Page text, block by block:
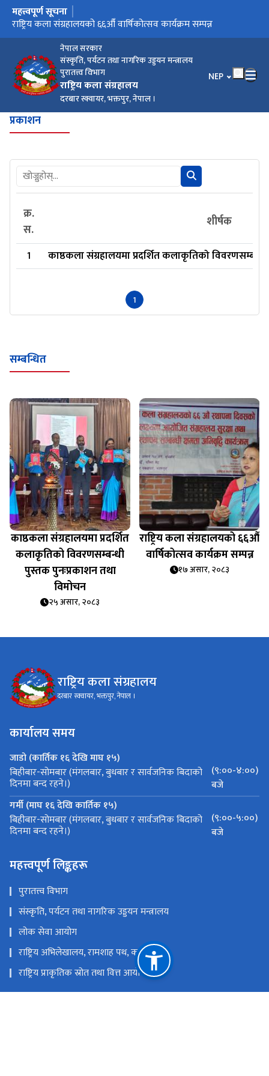
नेपाल सरकार
संस्कृति, पर्यटन तथा नागरिक उड्डयन मन्त्रालय
पुरातत्त्व विभाग
राष्ट्रिय कला संग्रहालय
दरबार स्क्वायर, भक्तपुर, नेपाल ।
भाषा चयन गर्नुहोस्
NEP
मुख्य नेभिगेसनमा जानुहोस्
महत्त्वपूर्ण सूचना
भक्तपुर दरबार क्षेत्र पुनः आफ्नो ऐतिहासिक स्वरूपमा फर्कँदै
राष्ट्रिय कला संग्रहालयको ६६औँ वार्षिकोत्सव कार्यक्रम सम्पन्न
प्रकाशन
क्र.
स.
शीर्षक
1 काष्ठकला संग्रहालयमा प्रदर्शित कलाकृतिको
1
सम्बन्धित
काष्ठकला संग्रहालयमा प्रदर्शित
कलाकृतिको विवरणसम्बन्धी
पुस्तक पुनःप्रकाशन तथा
विमोचन
२५ असार, २०८३
राष्ट्रिय कला संग्रहालयको ६६औँ
वार्षिकोत्सव कार्यक्रम सम्पन्न
१७ असार, २०८३
राष्ट्रिय कला संग्रहालय
दरबार स्क्वायर, भक्तपुर, नेपाल ।
कार्यालय समय
जाडो (कार्तिक १६ देखि माघ १५)
बिहीबार-सोमबार (मंगलबार, बुधबार र सार्वजनिक बिदाको
दिनमा बन्द रहने।)
(९:००-४:००)
बजे
गर्मी (माघ १६ देखि कार्तिक १५)
बिहीबार-सोमबार (मंगलबार, बुधबार र सार्वजनिक बिदाको
दिनमा बन्द रहने।)
(९:००-५:००)
बजे
महत्त्वपूर्ण लिङ्कहरू
पुरातत्त्व विभाग
संस्कृति, पर्यटन तथा नागरिक उड्डयन मन्त्रालय
लोक सेवा आयोग
राष्ट्रिय अभिलेखालय, रामशाह पथ, काठमाडौं
राष्ट्रिय प्राकृतिक स्रोत तथा वित्त आयोग